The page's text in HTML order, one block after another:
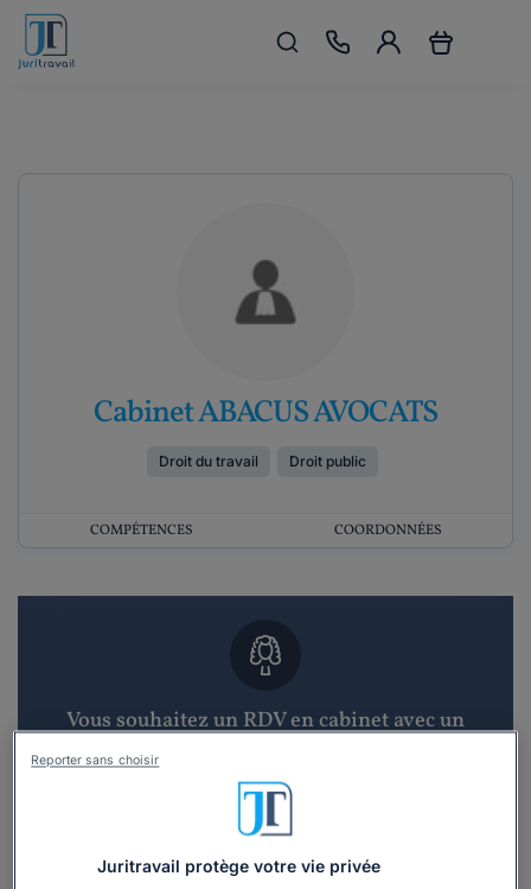
Cabinet ABACUS AVOCATS
Droit du travail Droit public
COMPÉTENCES COORDONNÉES
Vous souhaitez un RDV en cabinet avec un
Recevoir des devis d'avocats
3 devis en 48h
Juritravail protège votre vie privée
Reporter sans choisir